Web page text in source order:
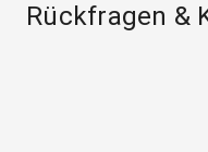
Rückfragen &